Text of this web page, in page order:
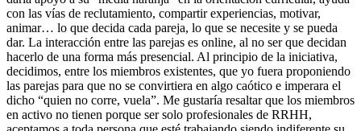
con las vías de reclutamiento, compartir experiencias, motivar,
animar… lo que decida cada pareja, lo que se necesite y se pueda
dar. La interacción entre las parejas es online, al no ser que decidan
hacerlo de una forma más presencial. Al principio de la iniciativa,
decidimos, entre los miembros existentes, que yo fuera proponiendo
las parejas para que no se convirtiera en algo caótico e imperara el
dicho “quien no corre, vuela”. Me gustaría resaltar que los miembros
en activo no tienen porque ser solo profesionales de RRHH,